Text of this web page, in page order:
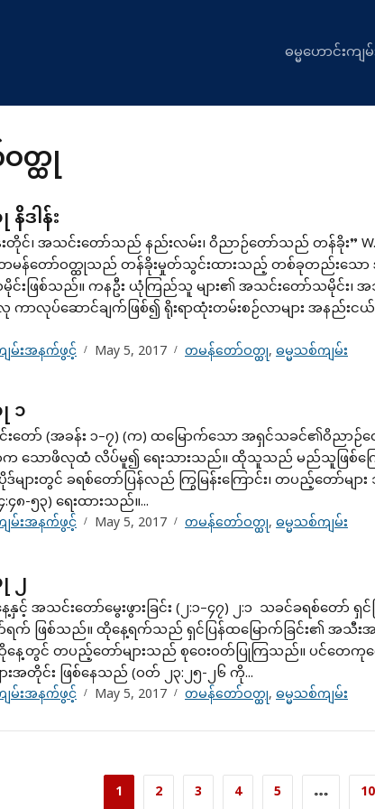
ဓမ္မဟောင်းက
တ္ထု
ဒါန်း
င်၊ အသင်းတော်သည် နည်းလမ်း၊ ဝိညာဉ်တော်သည် တန်ခိုး”
မန်တော်ဝတ္ထုသည် တန်ခိုးမှုတ်သွင်းထားသည့် တစ်ခုတည်းသေ
းဖြစ်သည်။ ကနဦး ယုံကြည်သူ များ၏ အသင်းတော်သမိုင်း၊ အ
ကာလုပ်ဆောင်ချက်ဖြစ်၍ ရိုးရာထုံးတမ်းစဉ်လာများ အန
မ်းအနက်ဖွင့် May 5, 2017 တမန်တော်ဝတ္ထု,ဓမ္မသစ်ကျမ်း
၁
ော် (အခန်း ၁–၇) (က) ထမြောက်သော အရှင်သခင်၏ဝိညာဉ်တေ
သောဖိလုထံ လိပ်မူ၍ ရေးသားသည်။ ထိုသူသည် မည်သူဖြစ်ကြေ
များတွင် ခရစ်တော်ပြန်လည် ကြွမြန်းကြောင်း၊ တပည့်တော်မျ
၈-၅၃) ရေးထားသည်။...
မ်းအနက်ဖွင့် May 5, 2017 တမန်တော်ဝတ္ထု,ဓမ္မသစ်ကျမ်း
၂
အသင်းတော်မွေးဖွားခြင်း (၂:၁–၄၇) ၂:၁ သခင်ခရစ်တော် ရှ
ရက် ဖြစ်သည်။ ထိုနေ့ရက်သည် ရှင်ပြန်ထမြောက်ခြင်း၏ အသီ
ေ့တွင် တပည့်တော်များသည် စုဝေးဝတ်ပြုကြသည်။ ပင်တေကုတ္တ
ားအတိုင်း ဖြစ်နေသည် (ဝတ် ၂၃:၂၅-၂၆ ကို...
မ်းအနက်ဖွင့် May 5, 2017 တမန်တော်ဝတ္ထု,ဓမ္မသစ်ကျမ်း
1 2 3 4 5 … 10